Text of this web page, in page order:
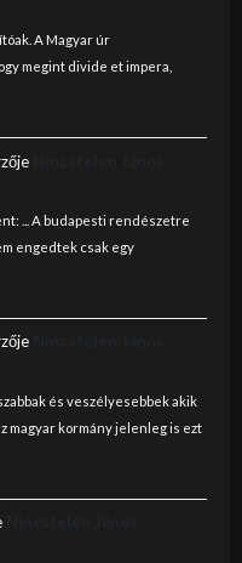
A Magyar úr
megint divide et impera,
... A budapesti rendészetre
engedtek csak egy
és veszélyesebbek akik
magyar kormány jelenleg is ezt